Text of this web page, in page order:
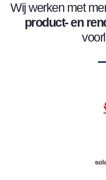
Wij werken met
product- en